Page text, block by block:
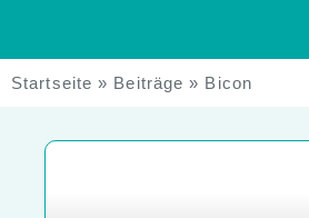
Startseite » Beiträge » Bicon